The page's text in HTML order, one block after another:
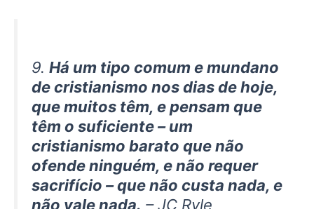
9. Há um tipo comum e mundano
de cristianismo nos dias de hoje,
que muitos têm, e pensam que
têm o suficiente – um
cristianismo barato que não
ofende ninguém, e não requer
sacrifício – que não custa nada, e
não vale nada. – JC Ryle